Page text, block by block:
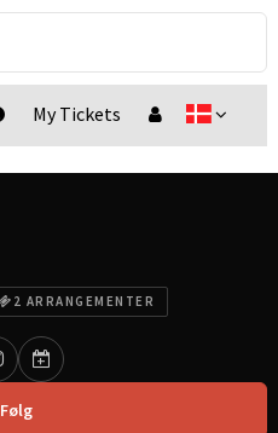
My Tickets
2 ARRANGEMENTER
Følg